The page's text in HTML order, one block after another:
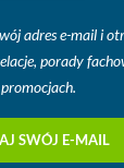
adres e-mail i
porady
promocjach.
SWÓJ E-MAIL